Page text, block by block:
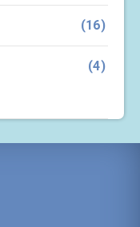
(16)
(4)